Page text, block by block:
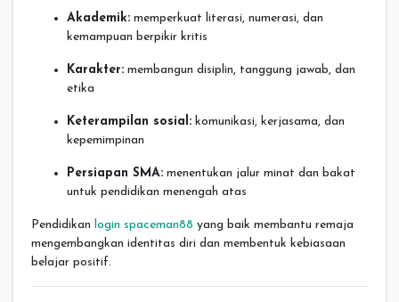
Akademik: memperkuat literasi, numerasi, dan
kemampuan berpikir kritis
Karakter: membangun disiplin, tanggung jawab, dan
etika
Keterampilan sosial: komunikasi, kerjasama, dan
kepemimpinan
Persiapan SMA: menentukan jalur minat dan bakat
untuk pendidikan menengah atas
Pendidikan login spaceman88 yang baik membantu remaja
mengembangkan identitas diri dan membentuk kebiasaan
belajar positif.